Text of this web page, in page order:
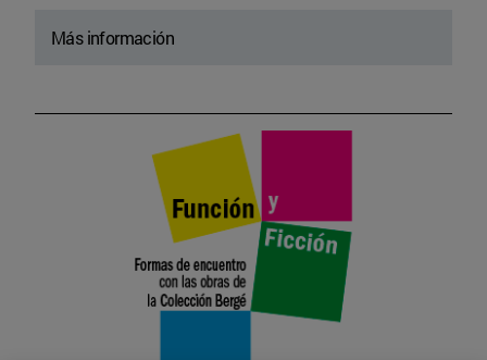
Más información